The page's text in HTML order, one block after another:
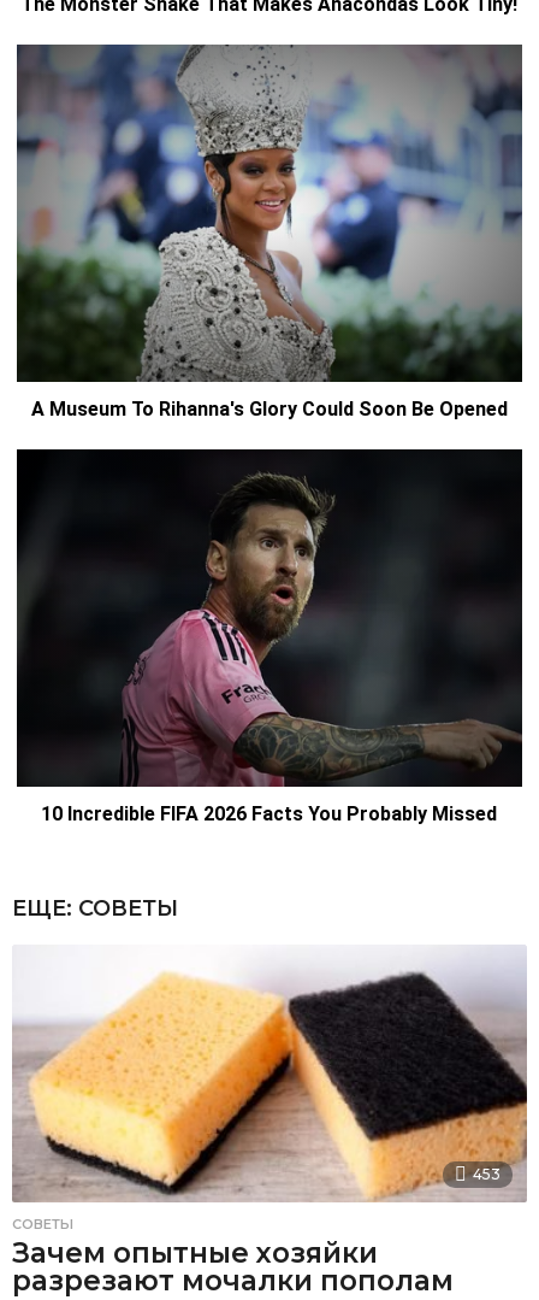
ЕЩЕ: СОВЕТЫ
453
СОВЕТЫ
Зачем опытные хозяйки
разрезают мочалки пополам